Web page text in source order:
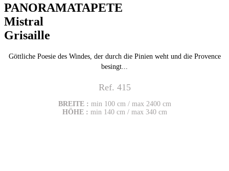
PANORAMATAPETE
Mistral
Grisaille
Göttliche Poesie des Windes, der durch die Pinien weht und die Provence
besingt...
Ref. 415
BREITE : min 100 cm / max 2400 cm
HÖHE : min 140 cm / max 340 cm